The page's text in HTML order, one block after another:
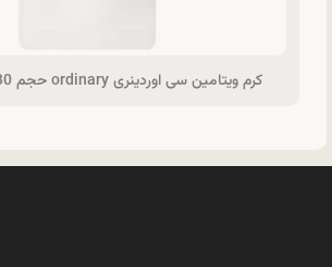
کرم ویتامین سی اوردینری ordinary حجم 30 میل کانادایی